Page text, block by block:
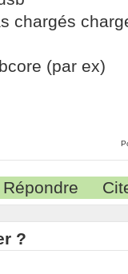
chargés
(par ex)
Répondre
?